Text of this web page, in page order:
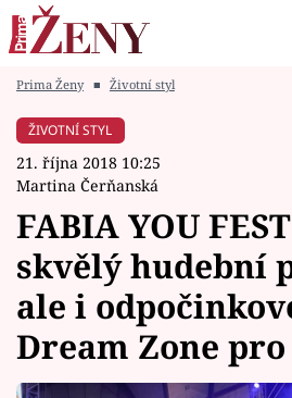
Módní alarm
Témata
Celebrity
Vztahy
Prima Ženy ■ Životní styl
ŽIVOTNÍ STYL
21. října 2018 10:25
Martina Čerňanská
FABIA YOU
skvělý hudební
ale i
Dream Zone pro